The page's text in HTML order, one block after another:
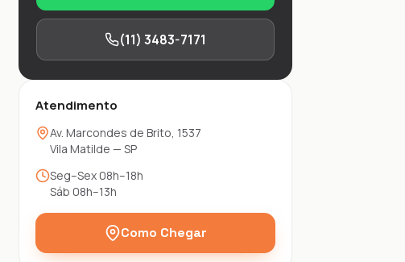
(11) 3483-7171
Atendimento
Av. Marcondes de Brito, 1537
Vila Matilde — SP
Seg–Sex 08h–18h
Sáb 08h–13h
Como Chegar